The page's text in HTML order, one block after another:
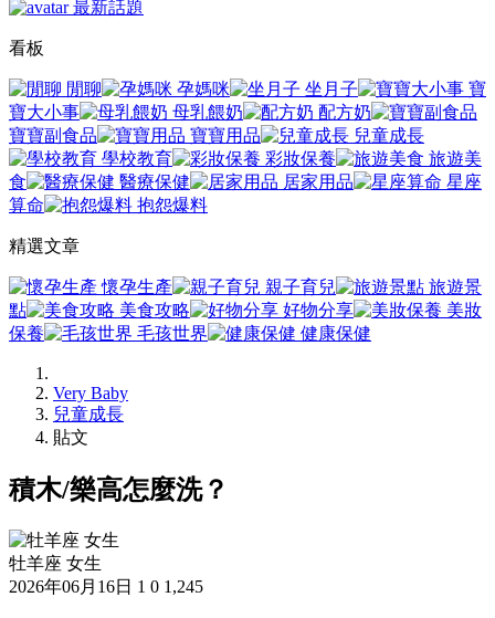
最新話題
看板
閒聊 孕媽咪 坐月子
寶
寶大小事
母乳餵奶
配方奶
寶寶副食品
寶寶用品
兒童成長
學校教育
彩妝保養
旅遊美
食
醫療保健 居家用品
星座
算命
抱怨爆料
精選文章
懷孕生產 親子育兒
旅遊景
點
美食攻略 好物分享
美妝
保養
毛孩世界 健康保健
Very Baby
兒童成長
貼文
積木/樂高怎麼洗？
牡羊座 女生
2026年06月16日 1 0 1,245